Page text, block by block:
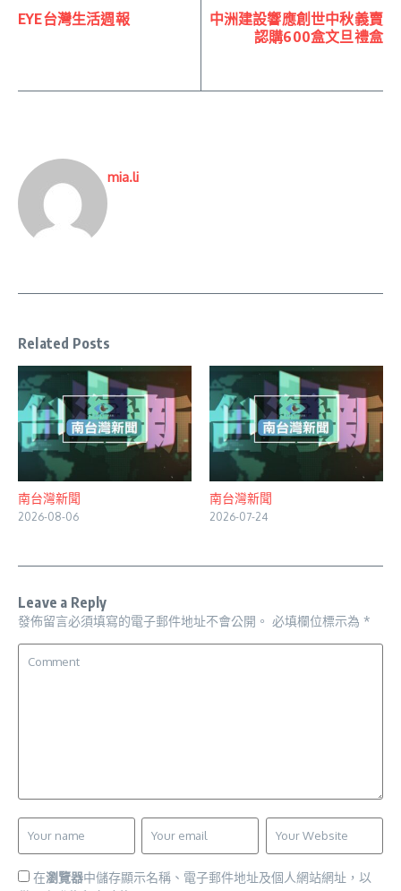
EYE台灣生活週報
中洲建設響應創世中秋義賣
認購600盒文旦禮盒
mia.li
Related Posts
南台灣新聞
2026-08-06
南台灣新聞
2026-07-24
Leave a Reply
發佈留言必須填寫的電子郵件地址不會公開。 必填欄位標示為 *
在瀏覽器中儲存顯示名稱、電子郵件地址及個人網站網址，以